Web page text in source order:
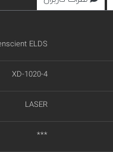
ELDS
XD-1020-4
LASER
***